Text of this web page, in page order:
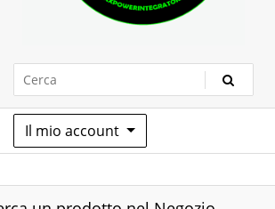
Max Power
Il mio account